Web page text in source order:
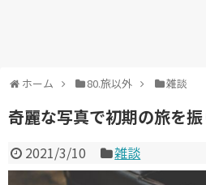
ホーム 80.旅以外 雑談
奇麗な写真で初期の旅を
2021/3/10 雑談